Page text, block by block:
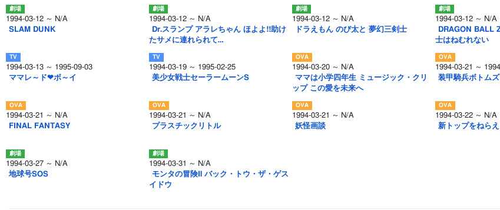
1994-03-12 ～ N/A
SLAM DUNK
1994-03-12 ～ N/A
Dr.スランプ アラレちゃん ほよよ!!助け
たサメに連れられて…
1994-03-12 ～ N/A
ドラえもん のび太と 夢幻三剣士
1994-03-12 ～ N/A
DRAGON BALL
士はねむれない
1994-03-13 ～ 1995-09-03
ママレ～ド❤ボ～イ
1994-03-19 ～ 1995-02-25
美少女戦士セーラームーンS
1994-03-20 ～ N/A
ママは小学四年生 ミュージック・クリ
ップ この愛を未来へ
1994-03-21 ～
装甲騎兵ボトム
1994-03-21 ～ N/A
FINAL FANTASY
1994-03-21 ～ N/A
プラスチックリトル
1994-03-21 ～ N/A
妖怪画談
1994-03-22 ～ N/A
新トップをねら
1994-03-27 ～ N/A
地球号SOS
1994-03-31 ～ N/A
モンタの冒険Ⅱ バック・トウ・ザ・ゲス
イドウ